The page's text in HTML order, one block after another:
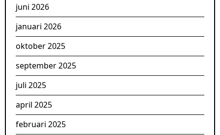
juni 2026
januari 2026
oktober 2025
september 2025
juli 2025
april 2025
februari 2025